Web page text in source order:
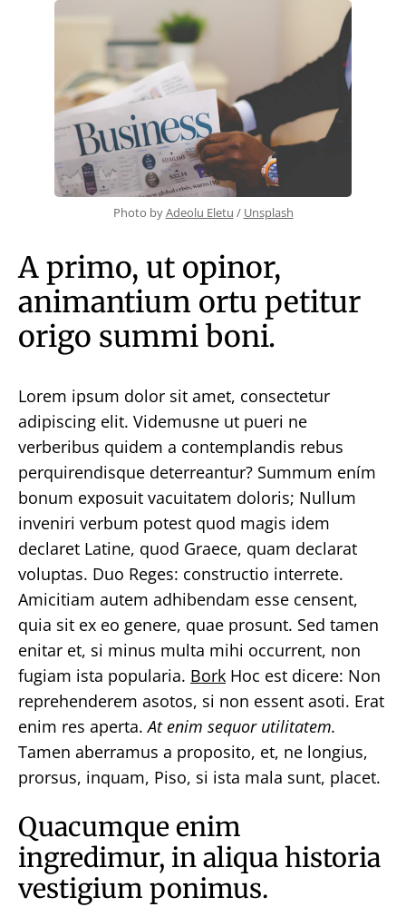
No Sidebar
No TOC & Sidebar
Members Only Post
Members Only Post (No TOC, No Sidebar)
Landing
SUBSCRIBE
Photo by Adeolu Eletu / Unsplash
A primo, ut opinor,
animantium ortu petitur
origo summi boni.
Lorem ipsum dolor sit amet, consectetur
adipiscing elit. Videmusne ut pueri ne
verberibus quidem a contemplandis rebus
perquirendisque deterreantur? Summum ením
bonum exposuit vacuitatem doloris; Nullum
inveniri verbum potest quod magis idem
declaret Latine, quod Graece, quam declarat
voluptas. Duo Reges: constructio interrete.
Amicitiam autem adhibendam esse censent,
quia sit ex eo genere, quae prosunt. Sed tamen
enitar et, si minus multa mihi occurrent, non
fugiam ista popularia. Bork Hoc est dicere: Non
reprehenderem asotos, si non essent asoti. Erat
enim res aperta.At enim sequor utilitatem.
Tamen aberramus a proposito, et, ne longius,
prorsus, inquam, Piso, si ista mala sunt, placet.
Quacumque enim
ingredimur, in aliqua historia
vestigium ponimus.